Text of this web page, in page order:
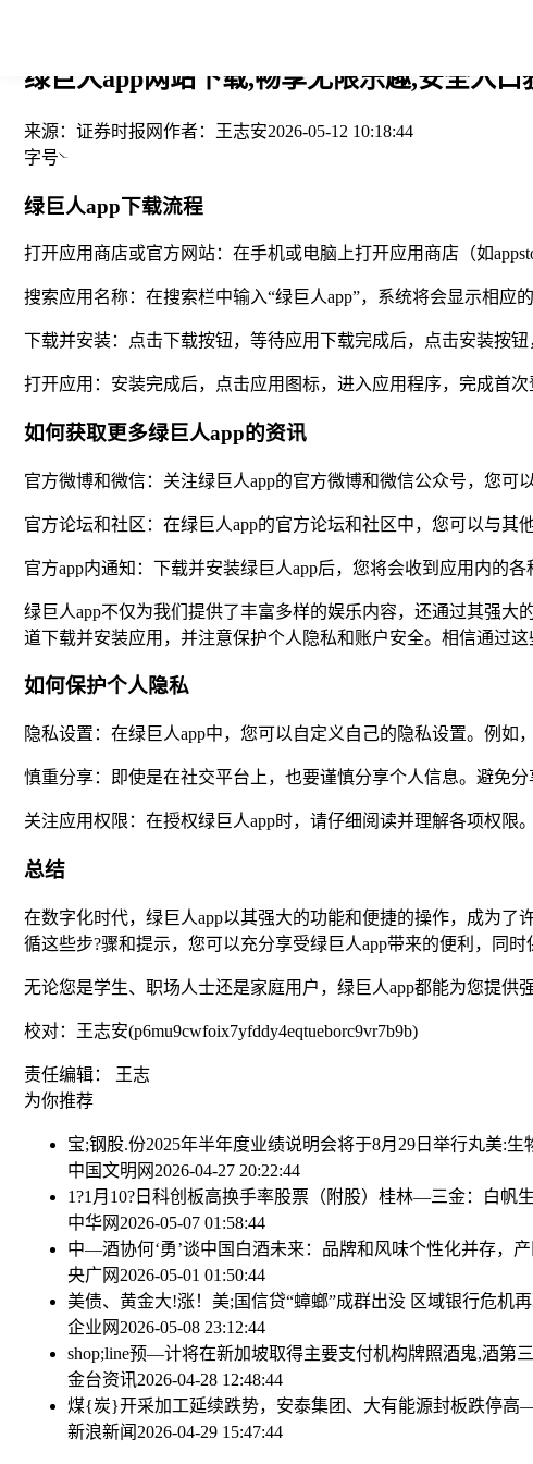
绿巨人app网站下载,畅享无限乐趣,安全入口
来源： 证券时报网作者： 王志安2026-05-12 10:18:44
字号
绿巨人app下载流程
打开应用商店或官方网站：在手机或电脑上打开应用商店（如
搜索应用名称：在搜索栏中输入“绿巨人app”，系统将会显示相应的
下载并安装：点击下载按钮，等待应用下载完成后，点击安装按钮
打开应用：安装完成后，点击应用图标，进入应用程序，完成首次
如何获取更多绿巨人app的资讯
官方微博和微信：关注绿巨人app的官方微博和微信公众号，您可
官方论坛和社区：在绿巨人app的官方论坛和社区中，您可以与其
官方app内通知：下载并安装绿巨人app后，您将会收到应用内的
绿巨人app不仅为我们提供了丰富多样的娱乐内容，还通过其强
道下载并安装应用，并注意保护个人隐私和账户安全。相信通过
如何保护个人隐私
隐私设置：在绿巨人app中，您可以自定义自己的隐私设置。例
慎重分享：即使是在社交平台上，也要谨慎分享个人信息。避免
关注应用权限：在授权绿巨人app时，请仔细阅读并理解各项权限
总结
在数字化时代，绿巨人app以其强大的功能和便捷的操作，成为
循这些步?骤和提示，您可以充分享受绿巨人app带来的便利，同时
无论您是学生、职场人士还是家庭用户，绿巨人app都能为您提供
校对：王志安(p6mu9cwfoix7yfddy4eqtueborc9vr7b9b)
责任编辑： 王志
为你推荐
宝;钢股.份2025年半年度业绩说明会将于8月29日举行丸美:生
中国文明网 2026-04-27 20:22:44
1?1月10?日科创板高换手率股票（附股） 桂林—三金：白帆
中华网 2026-05-07 01:58:44
中—酒协何‘勇’谈中国白酒未来：品牌和风味个性化并存，
央广网 2026-05-01 01:50:44
美债、黄金大!涨！美;国信贷“蟑螂”成群出没 区域银行危机再
企业网 2026-05-08 23:12:44
shop;line预—计将在新加坡取得主要支付机构牌照酒鬼,酒第
金台资讯2026-04-28 12:48:44
煤{炭}开采加工延续跌势，安泰集团、大有能源封板跌停高
新浪新闻 2026-04-29 15:47:44